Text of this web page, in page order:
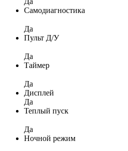
Самодиагностика
Да
Пульт Д/У
Да
Таймер
Да
Дисплей
Да
Теплый пуск
Да
Ночной режим